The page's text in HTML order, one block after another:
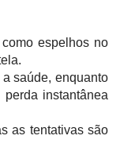
espelhos no
saúde, enquanto
instantânea
as tentativas são